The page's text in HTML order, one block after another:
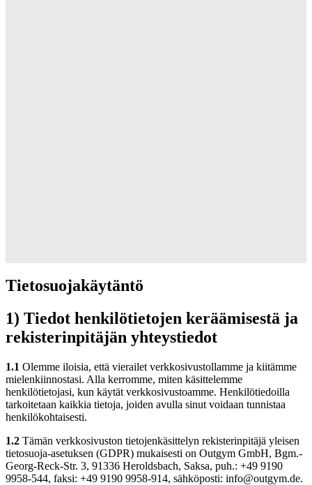
Tietosuojakäytäntö
1) Tiedot henkilötietojen keräämisestä ja
rekisterinpitäjän yhteystiedot
1.1 Olemme iloisia, että vierailet verkkosivustollamme ja kiitämme
mielenkiinnostasi. Alla kerromme, miten käsittelemme
henkilötietojasi, kun käytät verkkosivustoamme. Henkilötiedoilla
tarkoitetaan kaikkia tietoja, joiden avulla sinut voidaan tunnistaa
henkilökohtaisesti.
1.2 Tämän verkkosivuston tietojenkäsittelyn rekisterinpitäjä yleisen
tietosuoja-asetuksen (GDPR) mukaisesti on Outgym GmbH, Bgm.-
Georg-Reck-Str. 3, 91336 Heroldsbach, Saksa, puh.: +49 9190
9958-544, faksi: +49 9190 9958-914, sähköposti: info@outgym.de.